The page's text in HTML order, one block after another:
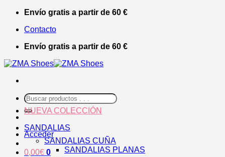
Saltar
contenido
Envío gratis a partir de 60 €
Contacto
Envío gratis a partir de 60 €
Buscar
por:
Acceder
0,00€ 0
NUEVA COLECCIÓN
SANDALIAS
SANDALIAS CUÑA
SANDALIAS PLANAS